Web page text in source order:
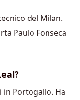
del Milan.
Paulo Fonseca
in Portogallo. Ha